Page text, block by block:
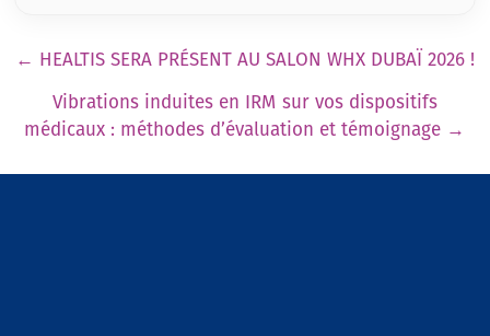
← HEALTIS SERA PRÉSENT AU SALON WHX DUBAÏ 2026 !
Vibrations induites en IRM sur vos dispositifs
médicaux : méthodes d’évaluation et témoignage →